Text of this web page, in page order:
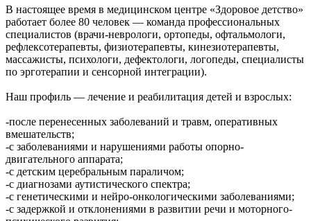
В настоящее время в медицинском центре «Здоровое детство»
работает более 80 человек — команда профессиональных
специалистов (врачи-неврологи, ортопеды, офтальмологи,
рефлексотерапевты, физиотерапевты, кинезиотерапевты,
массажисты, психологи, дефектологи, логопеды, специалисты
по эрготерапии и сенсорной интеграции).
Наш профиль — лечение и реабилитация детей и взрослых:
-после перенесенных заболеваний и травм, оперативных
вмешательств;
-с заболеваниями и нарушениями работы опорно-
двигательного аппарата;
-с детским церебральным параличом;
-с диагнозами аутистического спектра;
-с генетическими и нейро-онкологическими заболеваниями;
-с задержкой и отклонениями в развитии речи и моторного-